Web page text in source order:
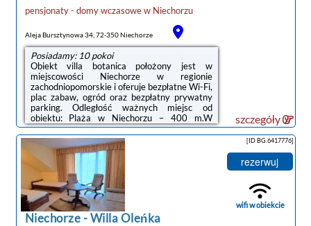
pensjonaty - domy wczasowew Niechorzu
Aleja Bursztynowa 34, 72-350 Niechorze
Posiadamy: 10 pokoi
Obiekt villa botanica położony jest w
miejscowości Niechorze w regionie
zachodniopomorskie i oferuje bezpłatne Wi-Fi,
plac zabaw, ogród oraz bezpłatny prywatny
parking. Odległość ważnych miejsc od
obiektu: Plaża w Niechorzu – 400 m.W
obiekcie zapewniono telewizor z płaskim
ekranem oraz prywatną łazienkę z
bezpłatnym zestawem kosmetyków,
suszarką do włosów i prysznicem. Niektóre
opcje zakwaterowania mają taras lub balkon z
widokiem na miasto lub widokiem na
ogród.Odległość ważnych miejsc od obiektu:
PKP Kołobrzeg – 48 km, Molo w Kołobrzegu –
48 km.Doba hotelowa ...
szczegóły
Niechorze-Willa Oleńka
[ID BG.6417776]
rezerwuj
wifi w obiekcie